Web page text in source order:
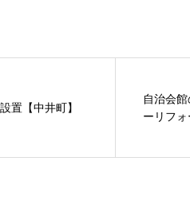
置【中井町】
自治会
ーリフォ